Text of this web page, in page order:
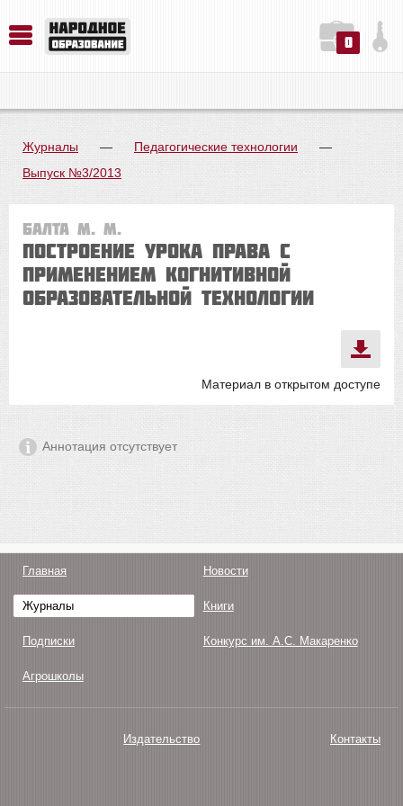
0
Журналы — Педагогические технологии
—
Выпуск №3/2013
Балта М. М.
Построение урока права с
применением когнитивной
образовательной технологии
Материал в открытом доступе
Аннотация отсутствует
Главная Новости
Журналы Книги
Подписки Конкурс им. А.С. Макаренко
Агрошколы
Издательство Контакты